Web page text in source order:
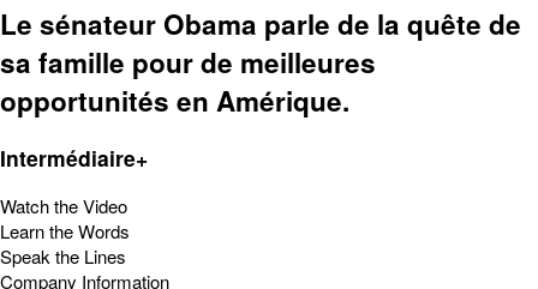
Le sénateur Obama parle de la quête de
sa famille pour de meilleures
opportunités en Amérique.
Intermédiaire+
Watch the Video
Learn the Words
Speak the Lines
Company Information